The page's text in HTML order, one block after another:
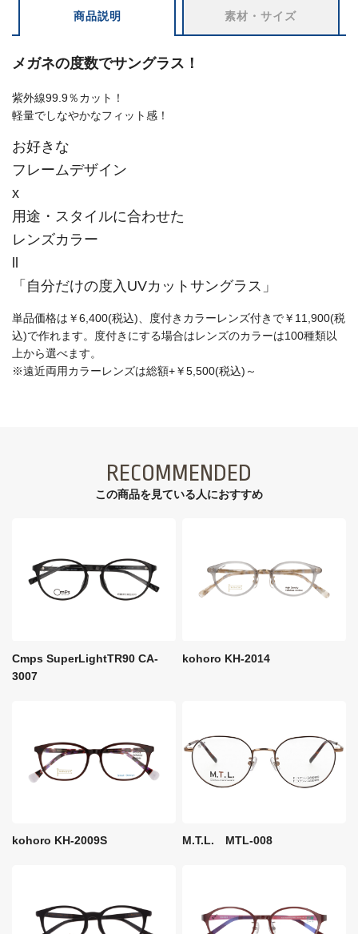
商品説明 素材・サイズ
メガネの度数でサングラス！
紫外線99.9％カット！
軽量でしなやかなフィット感！
お好きな
フレームデザイン
x
用途・スタイルに合わせた
レンズカラー
ll
「自分だけの度入UVカットサングラス」
単品価格は￥6,400(税込)、度付きカラーレンズ付きで￥11,900(税
込)で作れます。度付きにする場合はレンズのカラーは100種類以
上から選べます。
※遠近両用カラーレンズは総額+￥5,500(税込)～
RECOMMENDED
この商品を見ている⼈におすすめ
Cmps SuperLightTR90 CA-
3007
kohoro KH-2014
kohoro KH-2009S M.T.L. MTL-008